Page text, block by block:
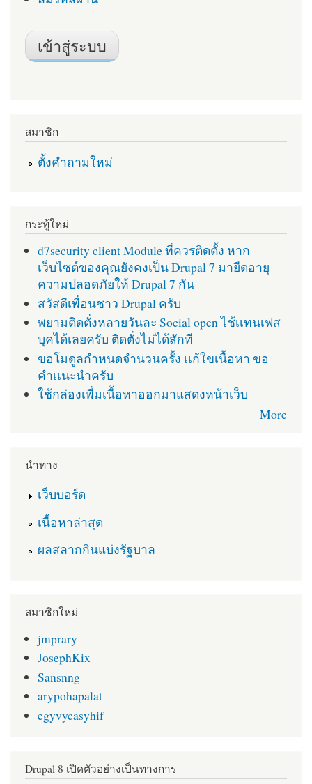
สมาชิก
ตั้งคำถามใหม่
กระทู้ใหม่
d7security client Module ที่ควรติดตั้ง หาก
เว็บไซต์ของคุณยังคงเป็น Drupal 7 มายืดอายุ
ความปลอดภัยให้ Drupal 7 กัน
สวัสดีเพื่อนชาว Drupal ครับ
พยามติดตั่งหลายวันละ Social open ไช้เเทนเฟส
บุคได้เลยครับ ติดตั่งไม่ได้สักที
ขอโมดูลกำหนดจำนวนครั้ง เเก้ใขเนื้อหา ขอ
คำเเนะนำครับ
ใช้กล่องเพื่มเนื้อหาออกมาแสดงหน้าเว็บ
More
นำทาง
เว็บบอร์ด
เนื้อหาล่าสุด
ผลสลากกินแบ่งรัฐบาล
สมาชิกใหม่
jmprary
JosephKix
Sansnng
arypohapalat
egyvycasyhif
Drupal 8 เปิดตัวอย่างเป็นทางการ